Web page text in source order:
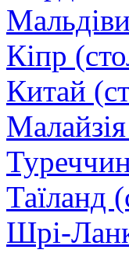
Кіпр
Китай
Таїланд
Шрі-